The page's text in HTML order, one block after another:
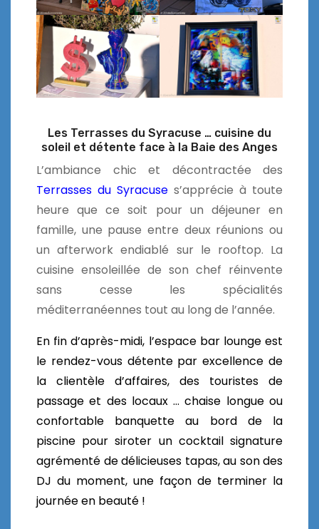
Les Terrasses du Syracuse … cuisine du
soleil et détente face à la Baie des Anges
L’ambiance chic et décontractée des
Terrasses du Syracuse s’apprécie à toute
heure que ce soit pour un déjeuner en
famille, une pause entre deux réunions ou
un afterwork endiablé sur le rooftop. La
cuisine ensoleillée de son chef réinvente
sans cesse les spécialités
méditerranéennes tout au long de l’année.
En fin d’après-midi, l’espace bar lounge est
le rendez-vous détente par excellence de
la clientèle d’affaires, des touristes de
passage et des locaux …chaise longue ou
confortable banquette au bord de la
piscine pour siroter un cocktail signature
agrémenté de délicieuses tapas, au son des
DJ du moment, une façon de terminer la
journée en beauté !